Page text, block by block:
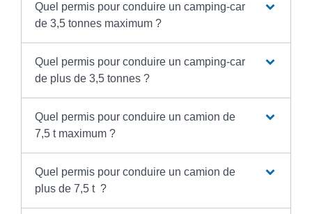
Quel permis pour conduire un camping-car
de 3,5 tonnes maximum ?
Quel permis pour conduire un camping-car
de plus de 3,5 tonnes ?
Quel permis pour conduire un camion de
7,5 t maximum ?
Quel permis pour conduire un camion de
plus de 7,5 t ?